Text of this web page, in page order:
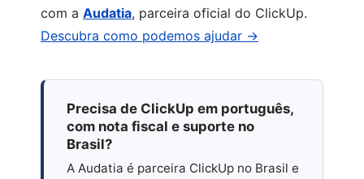
com a Audatia, parceira oficial do ClickUp.
Descubra como podemos ajudar →
Precisa de ClickUp em português,
com nota fiscal e suporte no
Brasil?
A Audatia é parceira ClickUp no Brasil e